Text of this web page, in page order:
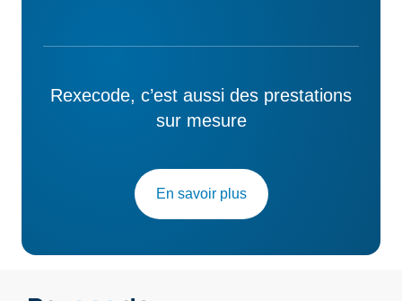
Rexecode, c’est aussi des prestations
sur mesure
En savoir plus